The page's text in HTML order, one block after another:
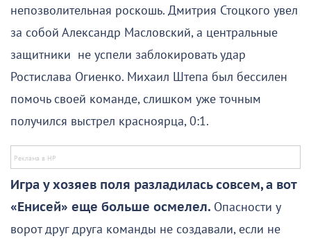
непозволительная роскошь. Дмитрия Стоцкого увел
за собой Александр Масловский, а центральные
защитники не успели заблокировать удар
Ростислава Огиенко. Михаил Штепа был бессилен
помочь своей команде, слишком уже точным
получился выстрел красноярца, 0:1.
Игра у хозяев поля разладилась совсем, а вот
«Енисей» еще больше осмелел. Опасности у
ворот друг друга команды не создавали, если не